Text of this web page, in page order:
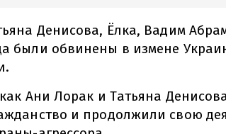
Денисова, Ёлка, Вадим
были обвинены в измене
Ани Лорак и Татьяна
и продолжили свою